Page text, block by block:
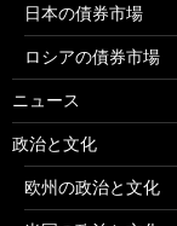
日本の債券市場
ロシアの債券市場
ニュース
政治と文化
欧州の政治と文化